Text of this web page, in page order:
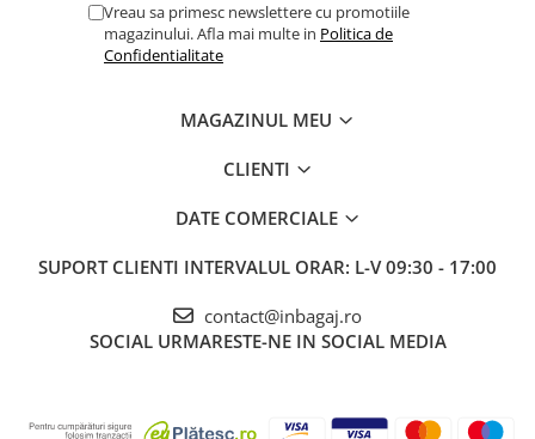
Vreau sa primesc newslettere cu promotiile
magazinului. Afla mai multe in Politica de
Confidentialitate
MAGAZINUL MEU
CLIENTI
DATE COMERCIALE
SUPORT CLIENTI INTERVALUL ORAR: L-V 09:30 - 17:00
contact@inbagaj.ro
SOCIAL URMARESTE-NE IN SOCIAL MEDIA